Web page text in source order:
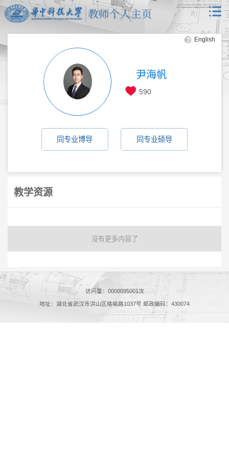
English
尹海帆
590
同专业博导 同专业硕导
教学资源
没有更多内容了
访问量： 0000095001 次
地址：湖北省武汉市洪山区珞喻路1037号 邮政编码：430074